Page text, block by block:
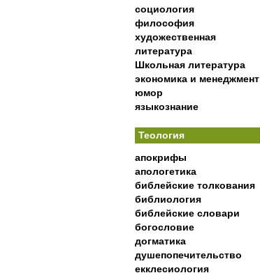
социология
философия
художественная
литература
Школьная литература
экономика и менеджмент
юмор
языкознание
Теология
апокрифы
апологетика
библейские толкования
библиология
библейские словари
богословие
догматика
душепопечительство
екклесиология